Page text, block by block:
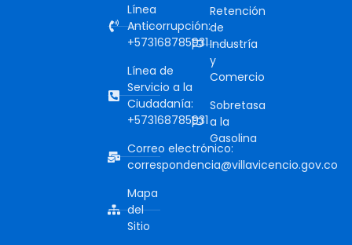
Línea
Anticorrupción:
+573168785931
Línea de
Servicio a la
Ciudadanía:
+573168785931
Correo electrónico:
correspondencia@villavicencio.gov.co
Mapa
del
Sitio
Retención
de
Industría
y
Comercio
Sobretasa
a la
Gasolina